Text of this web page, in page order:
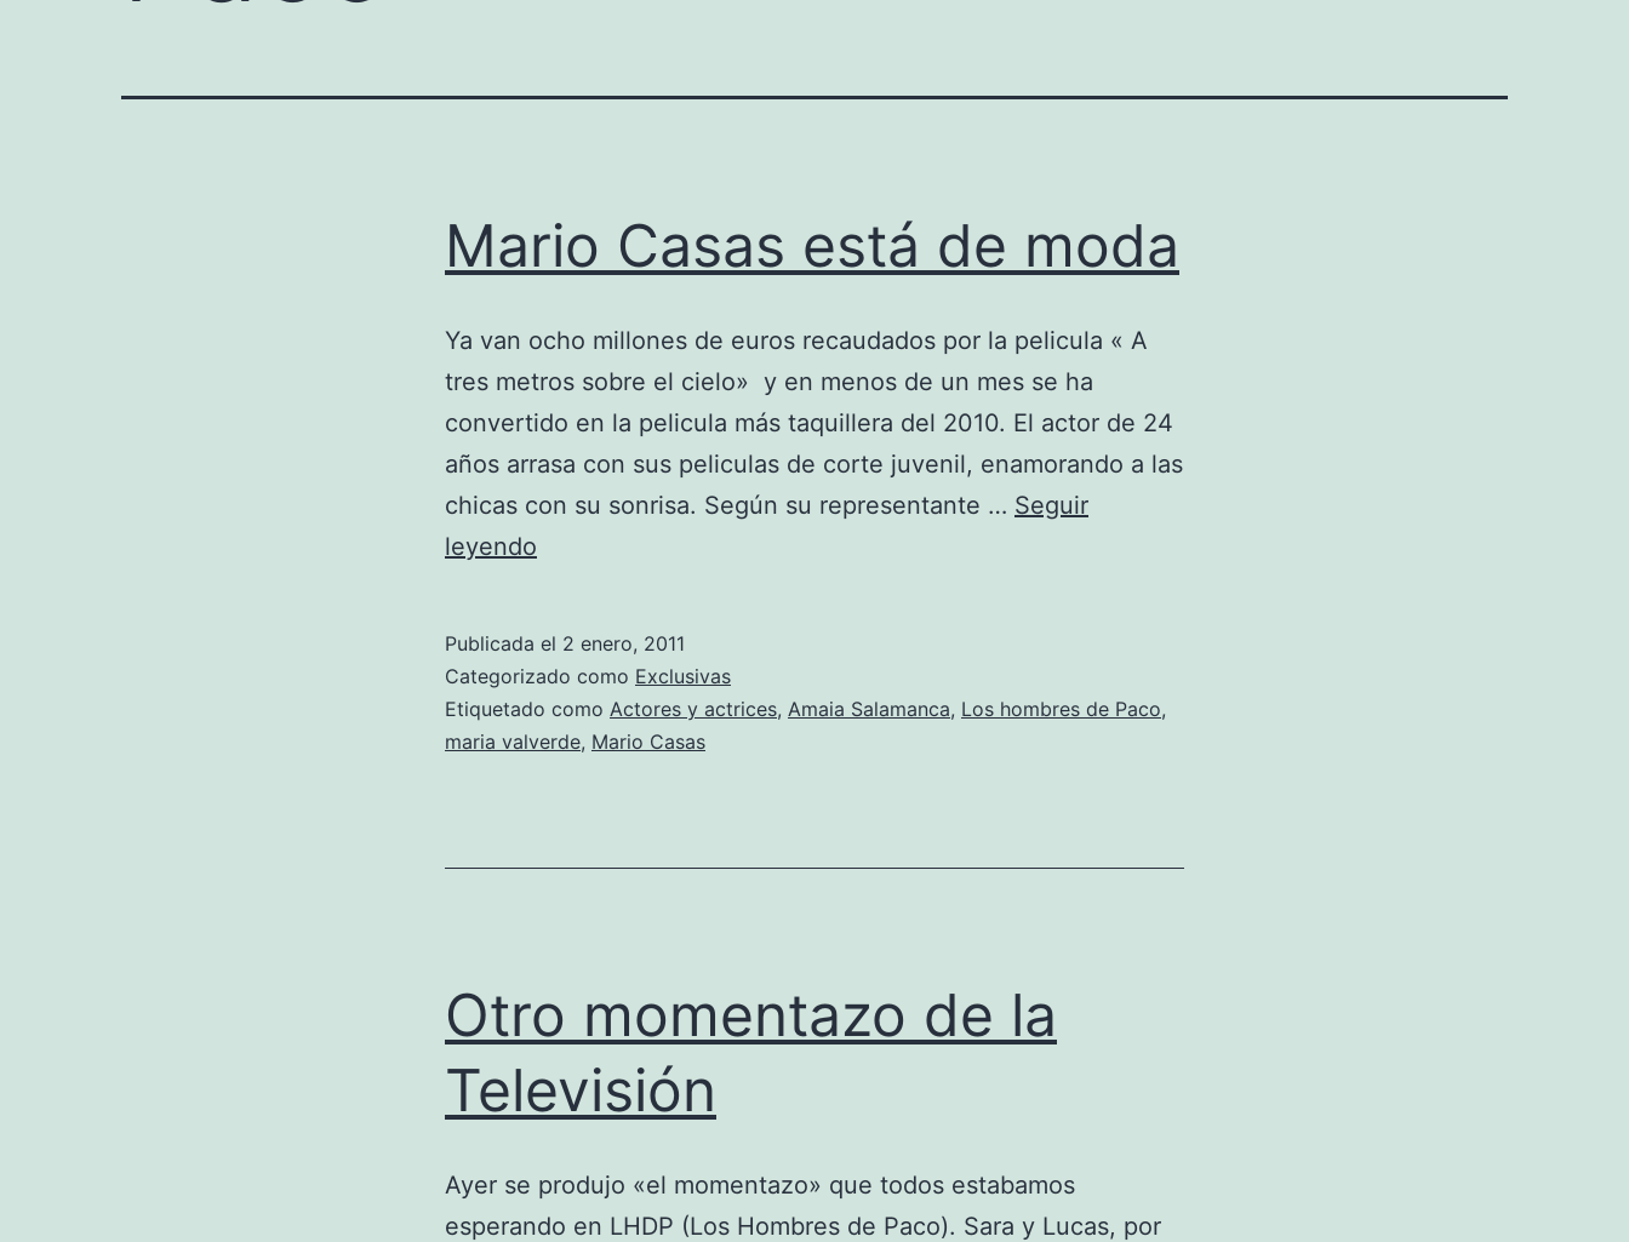
Mario Casas está de moda
Ya van ocho millones de euros recaudados por la pelicula « A
tres metros sobre el cielo» y en menos de un mes se ha
convertido en la pelicula más taquillera del 2010. El actor de 24
años arrasa con sus peliculas de corte juvenil, enamorando a las
chicas con su sonrisa. Según su representante … Seguir
leyendo
de
moda
Publicada el 2 enero, 2011
Categorizado como Exclusivas
Etiquetado como Actores y actrices, Amaia Salamanca, Los hombres de Paco,
maria valverde, Mario Casas
Otro momentazo de la
Televisión
Ayer se produjo «el momentazo» que todos estabamos
esperando en LHDP (Los Hombres de Paco). Sara y Lucas, por